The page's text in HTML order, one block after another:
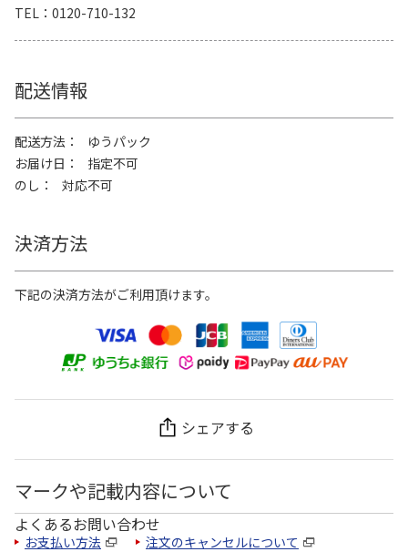
TEL
0120-710-132
配送情報
配送方法
ゆうパック
お届け日
指定不可
のし
対応不可
決済方法
下記の決済方法がご利用頂けます。
シェアする
マークや記載内容について
よくあるお問い合わせ
お支払い方法 注文のキャンセルについて